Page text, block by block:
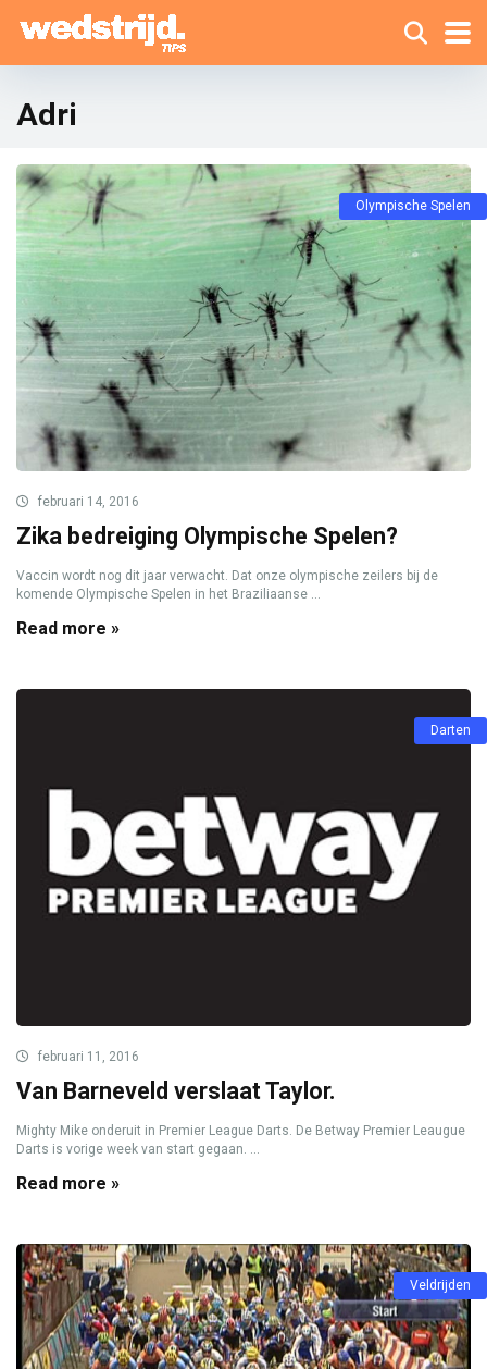
Adri
Olympische Spelen
februari 14, 2016
Zika bedreiging Olympische Spelen?
Vaccin wordt nog dit jaar verwacht. Dat onze olympische zeilers bij de
komende Olympische Spelen in het Braziliaanse ...
Read more »
Darten
februari 11, 2016
Van Barneveld verslaat Taylor.
Mighty Mike onderuit in Premier League Darts. De Betway Premier Leaugue
Darts is vorige week van start gegaan. ...
Read more »
Veldrijden